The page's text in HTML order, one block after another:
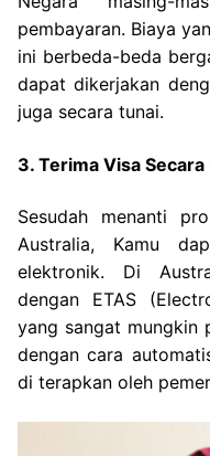
pembayaran. Biaya
ini berbeda-beda
dapat dikerjakan
juga secara tunai.
3. Terima Visa
Sesudah menanti
Australia, Kamu
elektronik. Di
dengan ETAS
yang sangat mungkin
dengan cara
di terapkan oleh